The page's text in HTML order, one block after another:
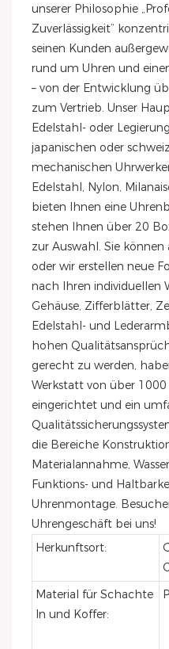
unserer Philosophie
Zuverlässigkeit“
seinen Kunden
rund um Uhren und
– von der Entwicklung
zum Vertrieb. Unser
Edelstahl- oder
japanischen oder
mechanischen
Edelstahl, Nylon,
bieten Ihnen eine
stehen Ihnen über 20
zur Auswahl. Sie können
oder wir erstellen neue
nach Ihren individuellen
Gehäuse, Zifferblätter,
Edelstahl- und
hohen
gerecht zu werden,
Werkstatt von über
eingerichtet und ein
die Bereiche
Materialannahme,
Funktions- und
Uhrenmontage.
Uhrengeschäft bei uns!
Herkunftsort:
Material für Schachte
ln und Koffer: